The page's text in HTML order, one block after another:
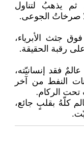
ثم يذهبُ لتناول
صرخاتُ الجوعى.
جثث الأبرياء،
رقبة الحقيقة.
فقد إنسانيّته،
النفط من آخر
تحت الركام.
كلّهُ بقلبٍ جائع،